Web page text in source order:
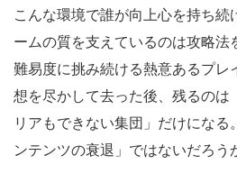
こんな環境で誰が向上心を持ち続
ームの質を支えているのは攻略法
難易度に挑み続ける熱意あるプレ
想を尽かして去った後、残るのは
リアもできない集団」だけになる
ンテンツの衰退」ではないだろう